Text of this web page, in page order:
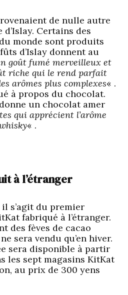
de nulle autre
Certains des
monde sont produits
d’Islay donnent au
goût fumé merveilleux et
riche qui le rend parfait
arômes plus complexes« .
à propos du chocolat.
un chocolat amer
qui apprécient l’arôme
« .
à l’étranger
s’agit du premier
fabriqué à l’étranger.
des fèves de cacao
sera vendu qu’en hiver.
sera disponible à partir
les sept magasins KitKat
au prix de 300 yens